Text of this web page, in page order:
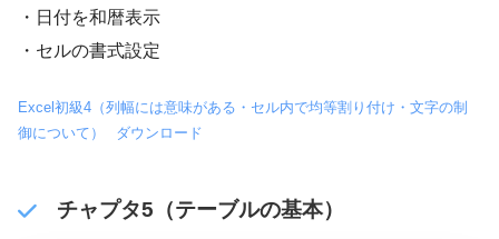
・日付を和暦表示
・セルの書式設定
Excel初級4（列幅には意味がある・セル内で均等割り付け・文字の制
御について）
ダウンロード
チャプタ5（テーブルの基本）